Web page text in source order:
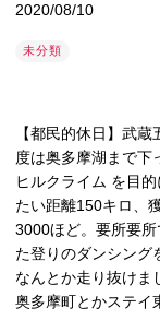
2020/08/10
未分類
【都民的休日】武
度は奥多摩湖まで下
ヒルクライム を目
たい距離150キロ、
3000ほど。要所要
た登りのダンシング
なんとか走り抜けま
奥多摩町とかステイ